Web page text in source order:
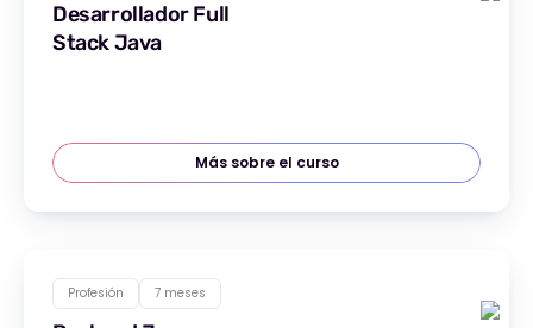
Desarrollador Full
Stack Java
Más sobre el curso
Profesión 7 meses